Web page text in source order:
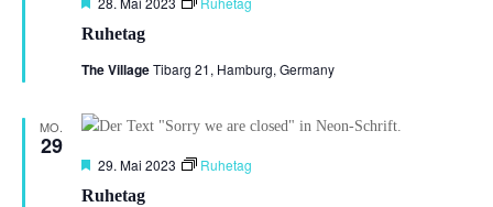
Ruhetag
The VillageTibarg 21, Hamburg, Germany
MO.
29
Ruhetag
Hervorgehoben
29. Mai 2023 Ruhetag